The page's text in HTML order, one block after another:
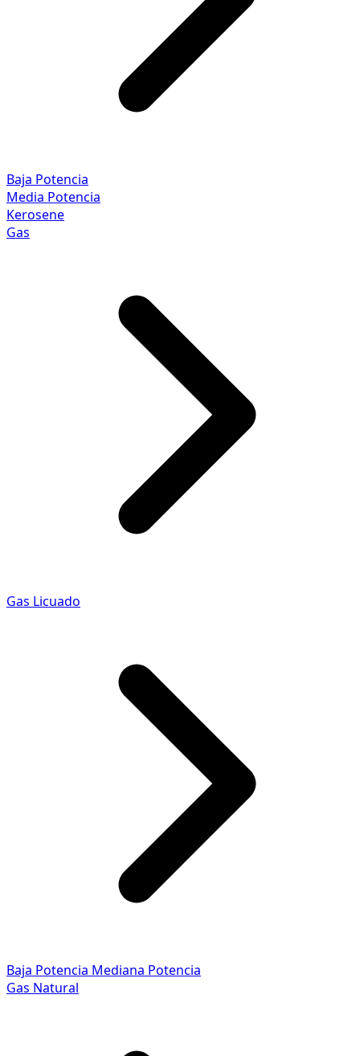
Baja Potencia
Media Potencia
Kerosene
Gas
Gas Licuado
Baja Potencia Mediana Potencia
Gas Natural